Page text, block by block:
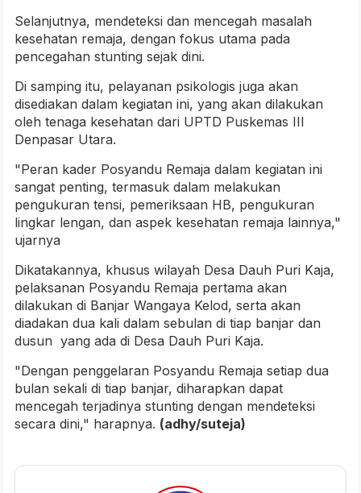
Selanjutnya, mendeteksi dan mencegah masalah
kesehatan remaja, dengan fokus utama pada
pencegahan stunting sejak dini.
Di samping itu, pelayanan psikologis juga akan
disediakan dalam kegiatan ini, yang akan dilakukan
oleh tenaga kesehatan dari UPTD Puskemas III
Denpasar Utara.
"Peran kader Posyandu Remaja dalam kegiatan ini
sangat penting, termasuk dalam melakukan
pengukuran tensi, pemeriksaan HB, pengukuran
lingkar lengan, dan aspek kesehatan remaja lainnya,"
ujarnya
Dikatakannya, khusus wilayah Desa Dauh Puri Kaja,
pelaksanan Posyandu Remaja pertama akan
dilakukan di Banjar Wangaya Kelod, serta akan
diadakan dua kali dalam sebulan di tiap banjar dan
dusun yang ada di Desa Dauh Puri Kaja.
"Dengan penggelaran Posyandu Remaja setiap dua
bulan sekali di tiap banjar, diharapkan dapat
mencegah terjadinya stunting dengan mendeteksi
secara dini," harapnya. (adhy/suteja)